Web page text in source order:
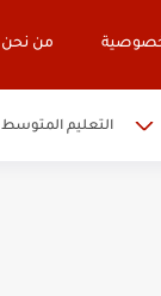
من نحن
التعليم المتوسط